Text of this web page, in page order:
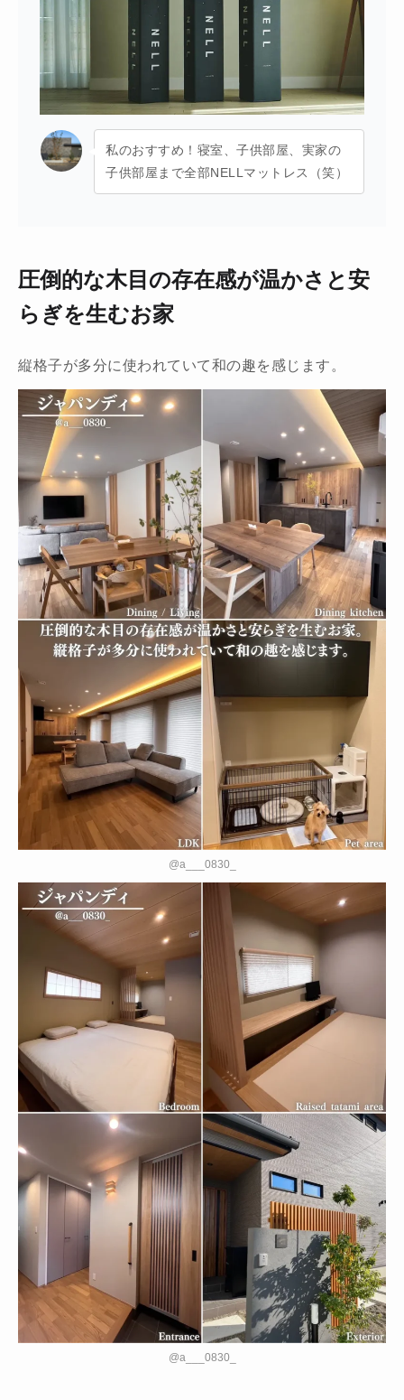
私のおすすめ！寝室、子供部屋、実家の
子供部屋まで全部NELLマットレス（笑）
圧倒的な木目の存在感が温かさと安
らぎを生むお家
縦格子が多分に使われていて和の趣を感じます。
@a___0830_
@a___0830_